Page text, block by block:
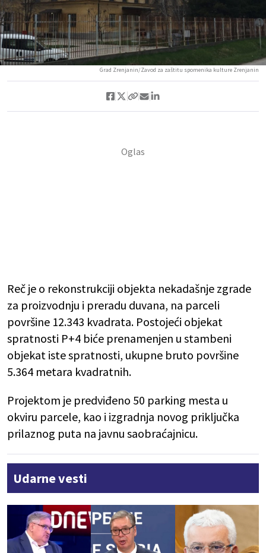
Grad Zrenjanin/Zavod za zaštitu spomenika kulture Zrenjanin
Reč je o rekonstrukciji objekta nekadašnje zgrade
za proizvodnju i preradu duvana, na parceli
površine 12.343 kvadrata. Postojeći objekat
spratnosti P+4 biće prenamenjen u stambeni
objekat iste spratnosti, ukupne bruto površine
5.364 metara kvadratnih.
Projektom je predviđeno 50 parking mesta u
okviru parcele, kao i izgradnja novog priključka
prilaznog puta na javnu saobraćajnicu.
Udarne vesti